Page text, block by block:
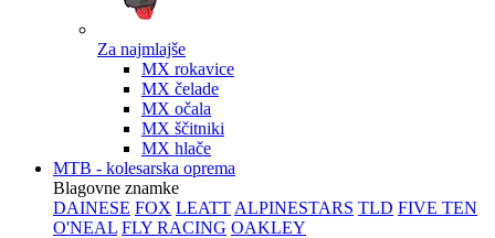
Za najmlajše
MX rokavice
MX čelade
MX očala
MX ščitniki
MX hlače
MTB - kolesarska oprema
Blagovne znamke
DAINESE FOX LEATT ALPINESTARS TLD FIVE TEN
O'NEAL FLY RACING OAKLEY